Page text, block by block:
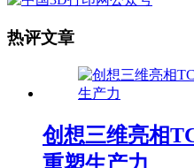
热评文章
创想三维亮相
重塑生产力